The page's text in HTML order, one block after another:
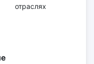
отраслях